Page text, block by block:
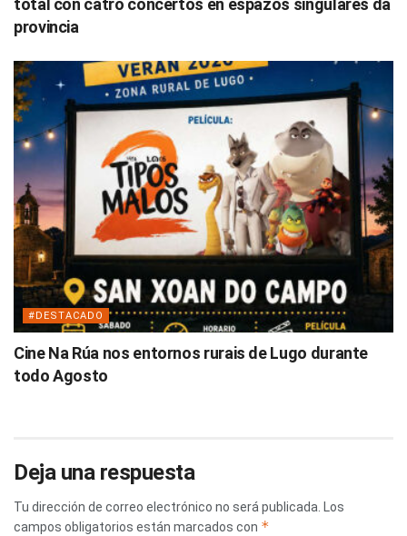
total con catro concertos en espazos singulares da
provincia
#DESTACADO
Cine Na Rúa nos entornos rurais de Lugo durante
todo Agosto
Deja una respuesta
Tu dirección de correo electrónico no será publicada.
Los
campos obligatorios están marcados con *